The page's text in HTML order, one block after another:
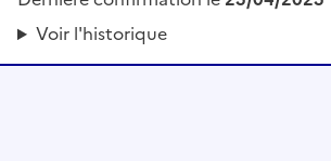
Voir l'historique